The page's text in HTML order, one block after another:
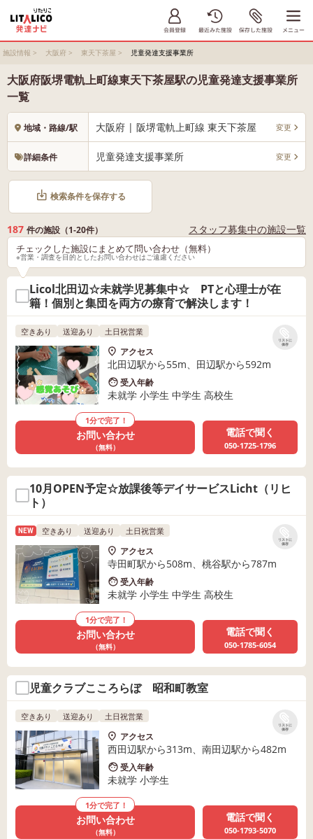
施設情報 > 大阪府 > 東天下茶屋 > 児童発達支援事業所
大阪府阪堺電軌上町線東天下茶屋駅の児童発達支援事業所
一覧
地域・路線/駅 大阪府 | 阪堺電軌上町線 東天下茶屋 変更
詳細条件 児童発達支援事業所 変更
検索条件を保存する
187 件の施設（1-20件） スタッフ募集中の施設一覧
チェックした施設にまとめて問い合わせ（無料）
※営業・調査を目的としたお問い合わせはご遠慮ください
Licol北田辺☆未就学児募集中☆ PTと心理士が在
籍！個別と集団を両方の療育で解決します！
リストに
保存
空きあり 送迎あり 土日祝営業
アクセス
北田辺駅から55m、田辺駅から592m
受入年齢
未就学 小学生 中学生 高校生
1分で完了！
お問い合わせ
（無料）
電話で聞く
050-1725-1796
10月OPEN予定☆放課後等デイサービスLicht（リヒ
ト）
リストに
保存
NEW 空きあり 送迎あり 土日祝営業
アクセス
寺田町駅から508m、桃谷駅から787m
受入年齢
未就学 小学生 中学生 高校生
1分で完了！
お問い合わせ
（無料）
電話で聞く
050-1785-6054
児童クラブこころらぼ 昭和町教室
リストに
保存
空きあり 送迎あり 土日祝営業
アクセス
西田辺駅から313m、南田辺駅から482m
受入年齢
未就学 小学生
1分で完了！
お問い合わせ
（無料）
電話で聞く
050-1793-5070